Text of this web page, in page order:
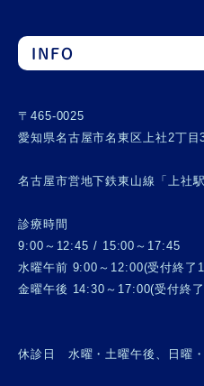
INFO
〒465-0025
愛知県名古屋市名東区上社2丁目
名古屋市営地下鉄東山線「上社
診療時間
9:00～12:45 / 15:00～17:45
水曜午前 9:00～12:00(受付終了
金曜午後 14:30～17:00(受付終
休診日 水曜・土曜午後、日曜